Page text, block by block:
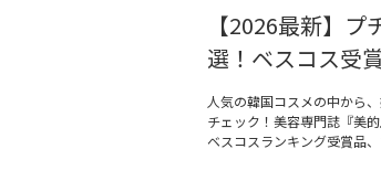
【2026最新】
選！ベスコス受
人気の韓国コスメの中から
チェック！美容専門誌『美
ベスコスランキング受賞品